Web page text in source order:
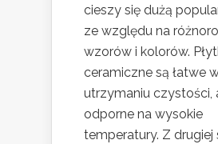
cieszy się dużą
ze względu na
wzorów i kolorów.
ceramiczne są łatwe
utrzymaniu czystości,
odporne na wysokie
temperatury. Z drugiej